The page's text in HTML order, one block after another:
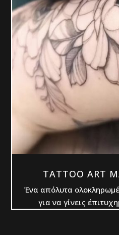
TATTOO ART
Ένα απόλυτα
για να γίνεις